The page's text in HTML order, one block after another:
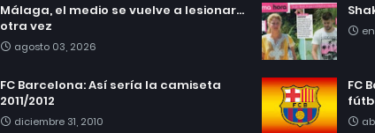
Málaga, el medio se vuelve a lesionar...
otra vez
agosto 03, 2026
FC Barcelona: Así sería la camiseta
2011/2012
diciembre 31, 2010
FC